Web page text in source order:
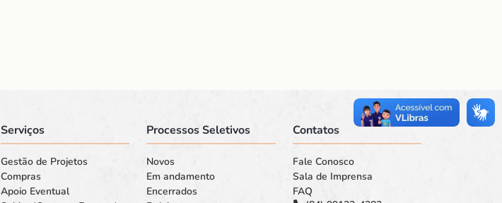
Serviços
Gestão de Projetos
Compras
Apoio Eventual
Processos Seletivos
Novos
Em andamento
Encerrados
Contatos
Fale Conosco
Sala de Imprensa
FAQ